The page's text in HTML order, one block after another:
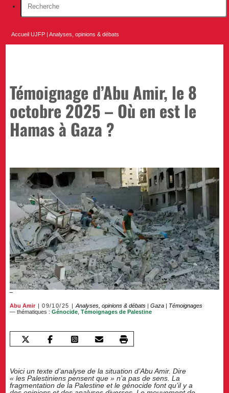
Accueil UJFP |Analyses, opinions & débats
Témoignage d’Abu Amir, le 8
octobre 2025 – Où en est le
Hamas à Gaza ?
Abu Amir 09/10/25 Analyses, opinions & débats |Gaza | Témoignages
— thématiques :Génocide ,Témoignages de Palestine
Voici un texte d’analyse de la situation d’Abu Amir. Dire
« les Palestiniens pensent que » n’a pas de sens. La
fragmentation de la Palestine et le génocide font qu’il y a